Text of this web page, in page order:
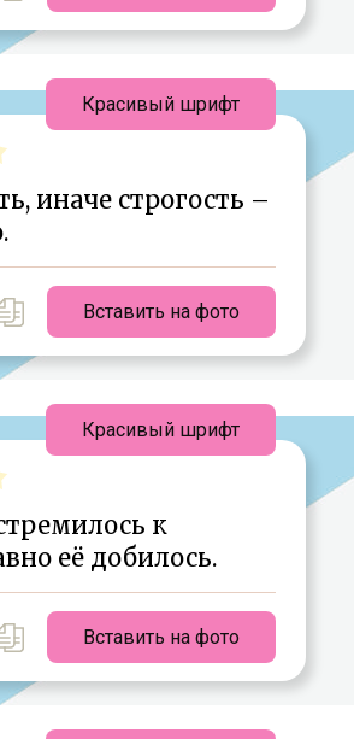
иначе строгость –
Вставить на фото
Красивый шрифт
к
её добилось.
Вставить на фото
Красивый шрифт